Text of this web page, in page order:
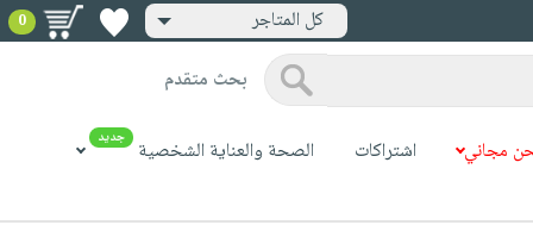
كل المتاجر 0
بحث متقدم
مجاني اشتراكات الصحة والعناية الشخصية جديد